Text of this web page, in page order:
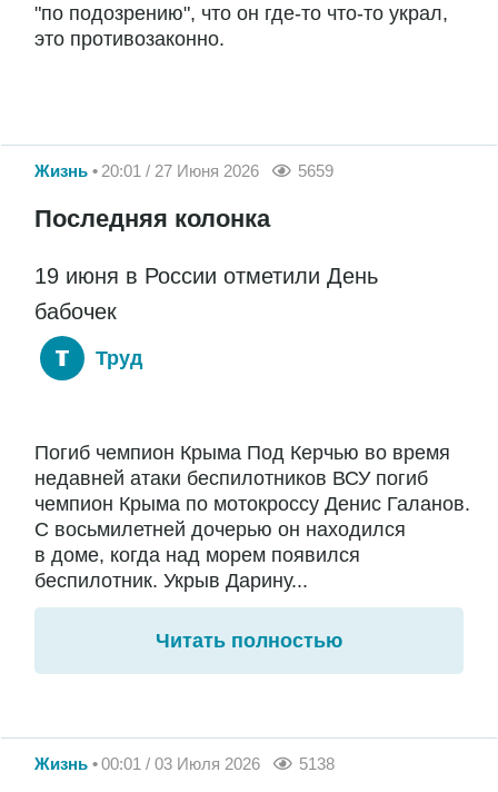
"по подозрению", что он где-то что-то украл,
это противозаконно.
Жизнь 20:01 / 27 Июня 2026 5659
Последняя колонка
19 июня в России отметили День
бабочек
Труд
Погиб чемпион Крыма Под Керчью во время
недавней атаки беспилотников ВСУ погиб
чемпион Крыма по мотокроссу Денис Галанов.
С восьмилетней дочерью он находился
в доме, когда над морем появился
беспилотник. Укрыв Дарину...
Читать полностью
Жизнь 00:01 / 03 Июля 2026 5138